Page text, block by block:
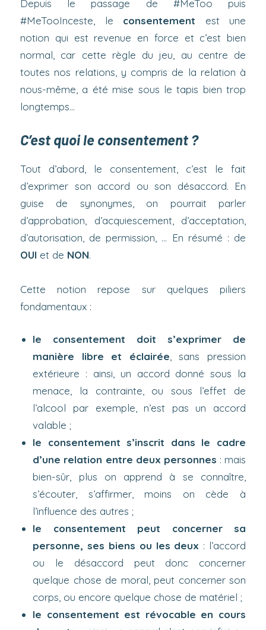
Depuis le passage de #MeToo puis
#MeTooInceste, le consentement est une
notion qui est revenue en force et c’est bien
normal, car cette règle du jeu, au centre de
toutes nos relations, y compris de la relation à
nous-même, a été mise sous le tapis bien trop
longtemps…
C’est quoi le consentement ?
Tout d’abord, le consentement, c’est le fait
d’exprimer son accord ou son désaccord. En
guise de synonymes, on pourrait parler
d’approbation, d’acquiescement, d’acceptation,
d’autorisation, de permission, … En résumé : de
OUI et de NON.
Cette notion repose sur quelques piliers
fondamentaux :
le consentement doit s’exprimer de
manière libre et éclairée , sans pression
extérieure : ainsi, un accord donné sous la
menace, la contrainte, ou sous l’effet de
l’alcool par exemple, n’est pas un accord
valable ;
le consentement s’inscrit dans le cadre
d’une relation entre deux personnes : mais
bien-sûr, plus on apprend à se connaître,
s’écouter, s’affirmer, moins on cède à
l’influence des autres ;
le consentement peut concerner sa
personne, ses biens ou les deux : l’accord
ou le désaccord peut donc concerner
quelque chose de moral, peut concerner son
corps, ou encore quelque chose de matériel ;
le consentement est révocable en cours